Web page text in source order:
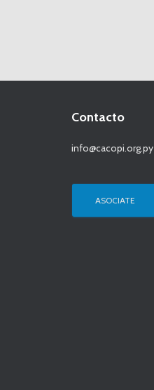
Contacto
info@cacopi.org.py
ASOCIATE